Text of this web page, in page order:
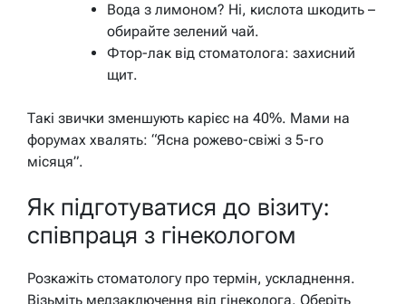
Вода з лимоном? Ні, кислота шкодить –
обирайте зелений чай.
Фтор-лак від стоматолога: захисний
щит.
Такі звички зменшують карієс на 40%. Мами на
форумах хвалять: “Ясна рожево-свіжі з 5-го
місяця”.
Як підготуватися до візиту:
співпраця з гінекологом
Розкажіть стоматологу про термін, ускладнення.
Візьміть медзаключення від гінеколога. Оберіть